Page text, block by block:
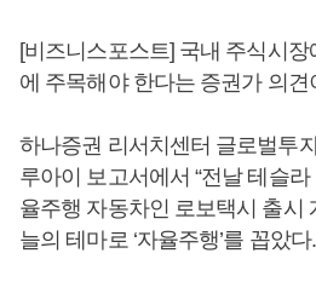
[비즈니스포스트] 국내 주식시
에 주목해야 한다는 증권가 의견
하나증권 리서치센터 글로벌투
루아이 보고서에서 “전날 테슬
율주행 자동차인 로보택시 출시
늘의 테마로 ‘자율주행’를 꼽았다.